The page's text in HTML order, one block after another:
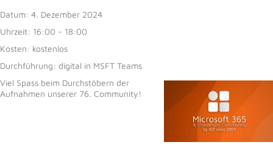
Datum: 4. Dezember 2024
Uhrzeit: 16:00 - 18:00
Kosten: kostenlos
Durchführung: digital in MSFT Teams
Viel Spass beim Durchstöbern der
Aufnahmen unserer 76. Community!